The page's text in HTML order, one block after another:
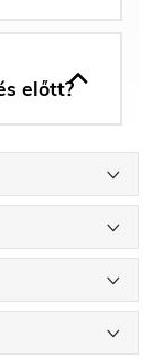
előtt?